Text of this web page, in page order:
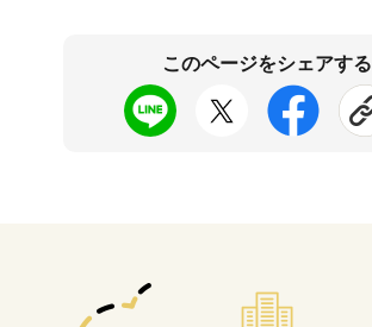
このページをシェアする